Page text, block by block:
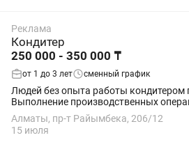
Реклама
Кондитер
250 000 - 350 000 ₸
от 1 до 3 лет сменный график
Людей без опыта работы кондитером
Выполнение производственных
цехе в соответствии с рецептами и
Приготовление и украшение...
Алматы, пр-т Райымбека, 206/12
15 июля